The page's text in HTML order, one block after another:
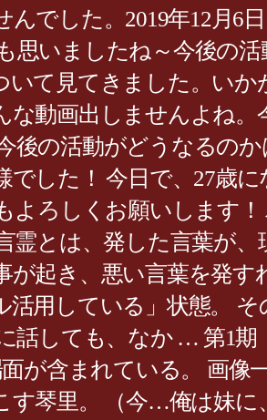
でした。2019年12月6
いましたね～今後の
て見てきました。い
動画出しませんよね
後の活動がどうなるの
した！ 今日で、27歳
よろしくお願いします
霊とは、発した言葉が
起き、悪い言葉を発す
活用している」状態。
しても、なか … 第1期
が含まれている。 画像
琴里。 （今…俺は妹に